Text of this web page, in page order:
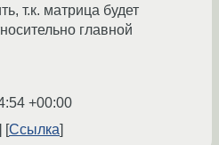
т.к. матрица будет
главной
+00:00
Ссылка